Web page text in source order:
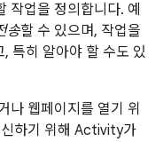
작업을 정의합니다. 예
송할 수 있으며, 작업을
특히 알아야 할 수도 있
나 웹페이지를 열기 위
하기 위해 Activity가